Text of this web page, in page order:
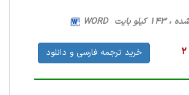
خرید ترجمه فارسی و دانلود